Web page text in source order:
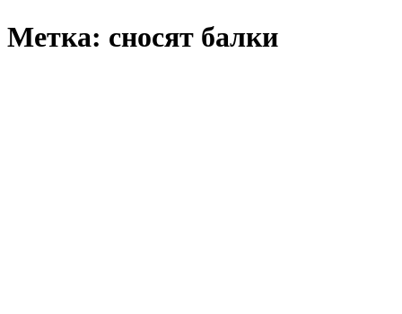
Метка: сносят балки